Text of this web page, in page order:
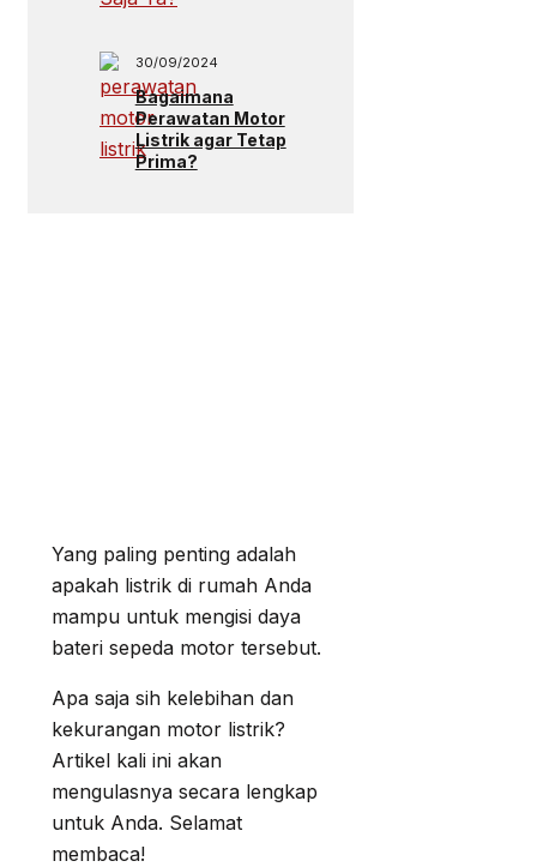
30/09/2024
Bagaimana
Perawatan Motor
Listrik agar Tetap
Prima?
Yang paling penting adalah
apakah listrik di rumah Anda
mampu untuk mengisi daya
bateri sepeda motor tersebut.
Apa saja sih kelebihan dan
kekurangan motor listrik?
Artikel kali ini akan
mengulasnya secara lengkap
untuk Anda. Selamat
membaca!